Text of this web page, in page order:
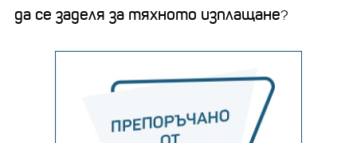
да се заделя за тяхното изплащане?